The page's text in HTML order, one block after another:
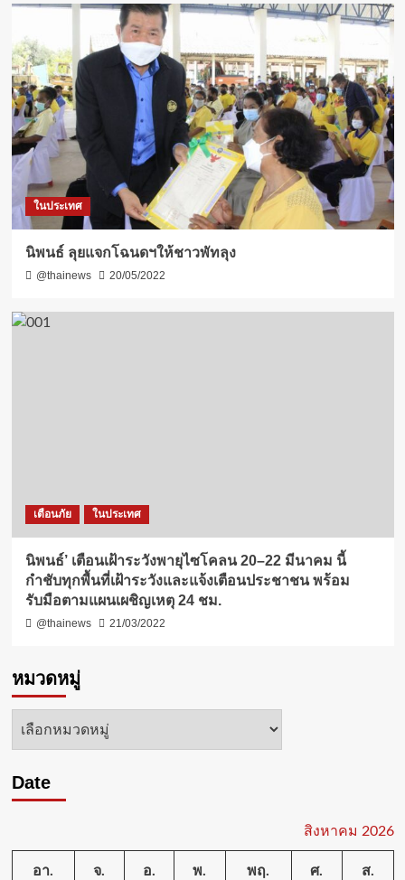
ในประเทศ
นิพนธ์ ลุยแจกโฉนดฯให้ชาวพัทลุง
@thainews 20/05/2022
เตือนภัย ในประเทศ
นิพนธ์’ เตือนเฝ้าระวังพายุไซโคลน 20–22 มีนาคม นี้
กำชับทุกพื้นที่เฝ้าระวังและแจ้งเตือนประชาชน พร้อม
รับมือตามแผนเผชิญเหตุ 24 ชม.
@thainews 21/03/2022
หมวดหมู่
หมวด
Date
สิงหาคม 2026
อา. จ. อ. พ. พฤ. ศ. ส.